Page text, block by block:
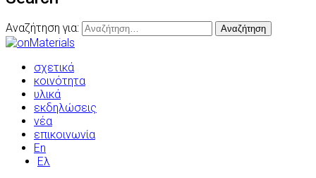
Αναζήτηση για:
σχετικά
κοινότητα
υλικά
εκδηλώσεις
νέα
επικοινωνία
En
Ελ